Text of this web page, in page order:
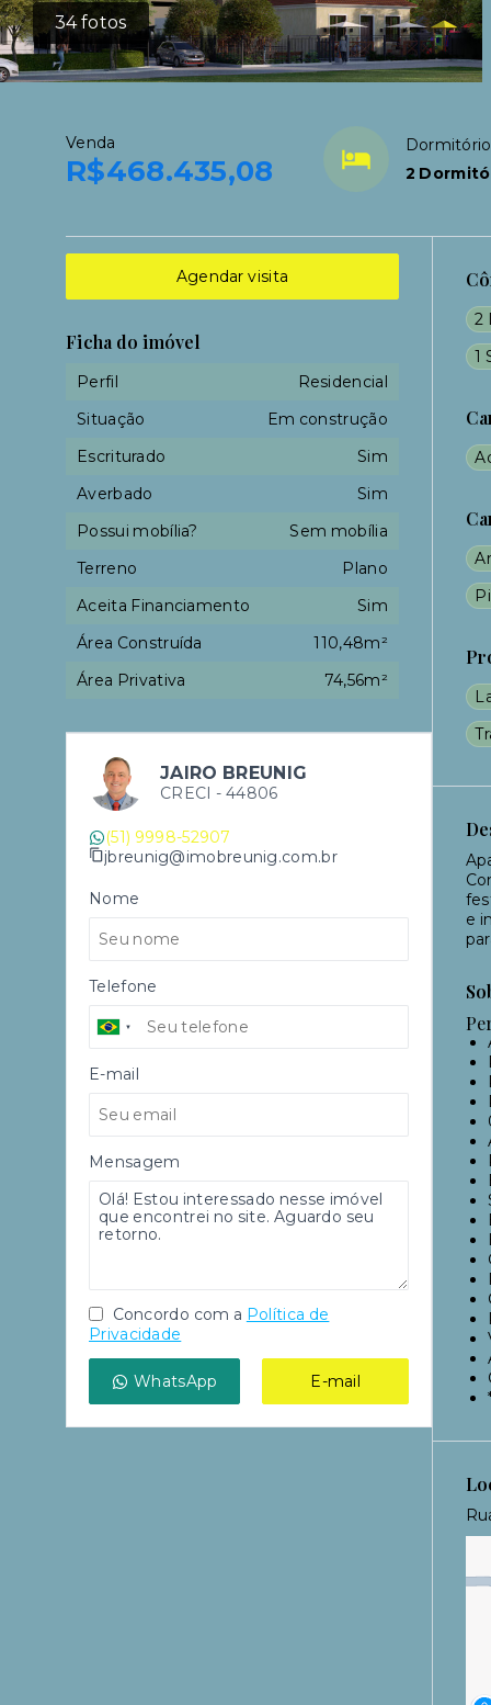
34fotos
Venda
R$468.435,08
2
2
1
e
Agendar visita
Ficha do imóvel
Perfil
Residencial
Situação
Em construção
Escriturado
Sim
Averbado
Sim
Possui mobília?
Sem mobília
Terreno
Plano
Aceita Financiamento
Sim
Área Construída
110,48m²
Área Privativa
74,56m²
JAIRO BREUNIG
CRECI - 44806
(51) 9998-52907
jbreunig@imobreunig.com.br
Nome
Telefone
E-mail
Mensagem
Concordo com a Política de
Privacidade
WhatsApp E-mail